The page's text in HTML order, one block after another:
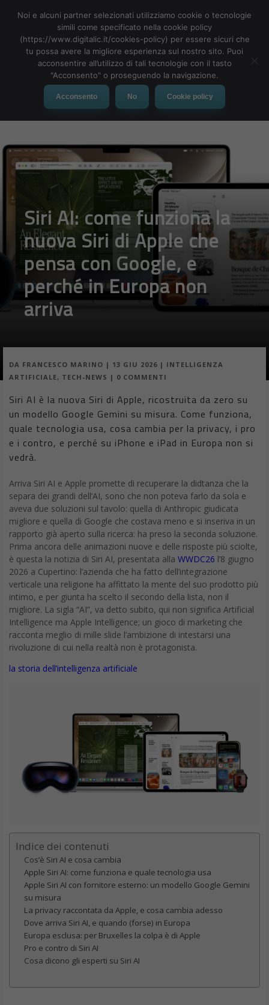
MENU
Siri AI: come funziona la
nuova Siri di Apple che
pensa con Google, e
perché in Europa non
arriva
DA FRANCESCO MARINO | 13 GIU 2026 | INTELLIGENZA
ARTIFICIALE, TECH-NEWS | 0 COMMENTI
Siri AI è la nuova Siri di Apple, ricostruita da zero su
un modello Google Gemini su misura. Come funziona,
quale tecnologia usa, cosa cambia per la privacy, i pro
e i contro, e perché su iPhone e iPad in Europa non si
vedrà.
Arriva Siri AI e Apple promette di recuperare la didtanza che la
separa dei grandi dell’AI, sono che non poteva farlo da sola e
aveva due soluzioni sul tavolo: quella di Anthropic giudicata
migliore e quella di Google che costava meno e si inseriva in un
rapporto già aperto sulla ricerca: ha preso la seconda soluzione.
Prima ancora delle animazioni nuove e delle risposte più sciolte,
è questa la notizia di Siri AI, presentata alla WWDC26 l’8 giugno
2026 a Cupertino: l’azienda che ha fatto dell’integrazione
verticale una religione ha affittato la mente del suo prodotto più
intimo, e per giunta ha scelto il secondo della lista, non il
migliore. La sigla “AI”, va detto subito, qui non significa Artificial
Intelligence ma Apple Intelligence; un gioco di marketing che
racconta meglio di mille slide l’ambizione di intestarsi una
rivoluzione di cui nella realtà non è protagonista.
la storia dell’intelligenza artificiale
Indice dei contenuti
Cos’è Siri AI e cosa cambia
Apple Siri AI: come funziona e quale tecnologia usa
Apple Siri AI con fornitore esterno: un modello Google Gemini
su misura
La privacy raccontata da Apple, e cosa cambia adesso
Dove arriva Siri AI, e quando (forse) in Europa
Europa esclusa: per Bruxelles la colpa è di Apple
Pro e contro di Siri AI
Cosa dicono gli esperti su Siri AI
Noi e alcuni partner selezionati utilizziamo cookie o tecnologie
simili come specificato nella cookie policy
(https://www.digitalic.it/cookies-policy) per essere sicuri che
tu possa avere la migliore esperienza sul nostro sito. Puoi
acconsentire all’utilizzo di tali tecnologie con il tasto
"Acconsento" o proseguendo la navigazione.
Acconsento No Cookie policy